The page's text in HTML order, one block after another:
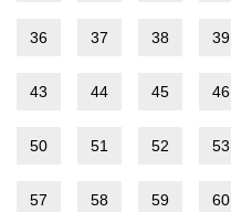
36 37 38 39
43 44 45 46
50 51 52 53
57 58 59 60